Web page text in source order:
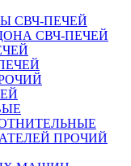
СВЧ-ПЕЧЕЙ
СВЧ-ПЕЧЕЙ
ПРОЧИЙ